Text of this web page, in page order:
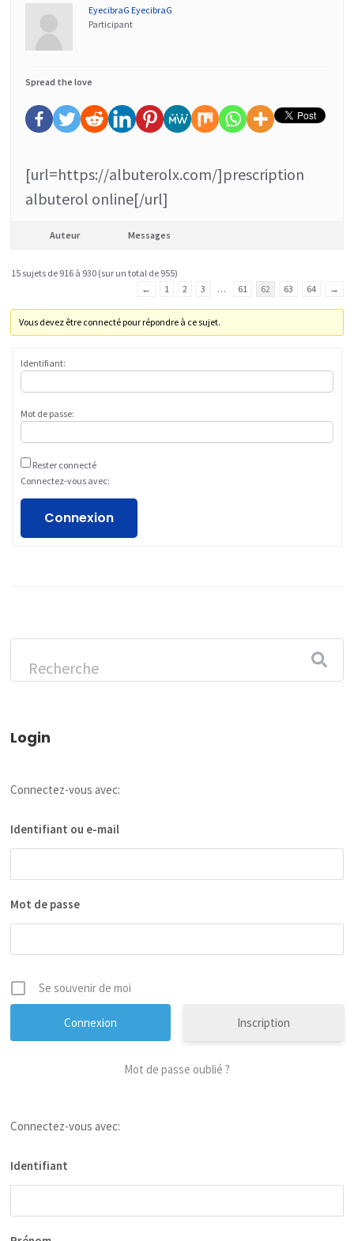
EyecibraG EyecibraG
Participant
Spread the love
[url=https://albuterolx.com/]prescription
albuterol online[/url]
Auteur Messages
15 sujets de 916 à 930 (sur un total de 955)
←
1 2 3 … 61 62 63 64 →
Vous devez être connecté pour répondre à ce sujet.
Identifiant:
Mot de passe:
Rester connecté
Connectez-vous avec:
Connexion
Login
Connectez-vous avec:
Identifiant ou e-mail
Mot de passe
Se souvenir de moi
Inscription
Mot de passe oublié ?
Connectez-vous avec:
Identifiant